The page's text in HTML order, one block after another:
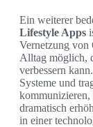
Ein weiterer
Lifestyle Apps
Vernetzung von
Alltag möglich,
verbessern
Systeme und
dramatisch
in einer